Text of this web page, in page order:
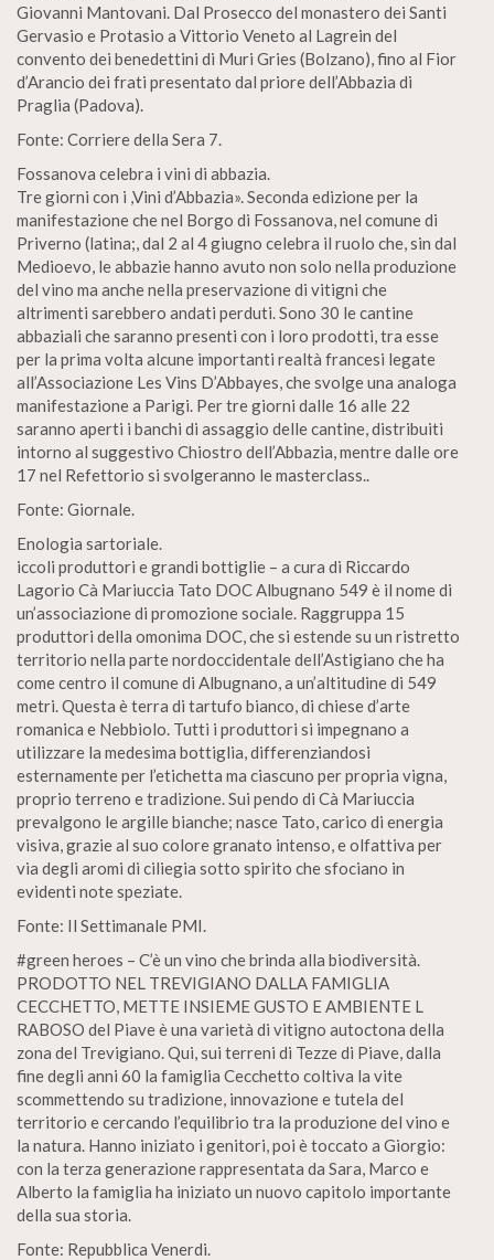
Giovanni Mantovani. Dal Prosecco del monastero dei Santi
Gervasio e Protasio a Vittorio Veneto al Lagrein del
convento dei benedettini di Muri Gries (Bolzano), fino al Fior
d’Arancio dei frati presentato dal priore dell’Abbazia di
Praglia (Padova).
Fonte: Corriere della Sera 7.
Fossanova celebra i vini di abbazia.
Tre giorni con i ,Vini d’Abbazia». Seconda edizione per la
manifestazione che nel Borgo di Fossanova, nel comune di
Priverno (latina;, dal 2 al 4 giugno celebra il ruolo che, sin dal
Medioevo, le abbazie hanno avuto non solo nella produzione
del vino ma anche nella preservazione di vitigni che
altrimenti sarebbero andati perduti. Sono 30 le cantine
abbaziali che saranno presenti con i loro prodotti, tra esse
per la prima volta alcune importanti realtà francesi legate
all’Associazione Les Vins D’Abbayes, che svolge una analoga
manifestazione a Parigi. Per tre giorni dalle 16 alle 22
saranno aperti i banchi di assaggio delle cantine, distribuiti
intorno al suggestivo Chiostro dell’Abbazia, mentre dalle ore
17 nel Refettorio si svolgeranno le masterclass..
Fonte: Giornale.
Enologia sartoriale.
iccoli produttori e grandi bottiglie – a cura di Riccardo
Lagorio Cà Mariuccia Tato DOC Albugnano 549 è il nome di
un’associazione di promozione sociale. Raggruppa 15
produttori della omonima DOC, che si estende su un ristretto
territorio nella parte nordoccidentale dell’Astigiano che ha
come centro il comune di Albugnano, a un’altitudine di 549
metri. Questa è terra di tartufo bianco, di chiese d’arte
romanica e Nebbiolo. Tutti i produttori si impegnano a
utilizzare la medesima bottiglia, differenziandosi
esternamente per l’etichetta ma ciascuno per propria vigna,
proprio terreno e tradizione. Sui pendo di Cà Mariuccia
prevalgono le argille bianche; nasce Tato, carico di energia
visiva, grazie al suo colore granato intenso, e olfattiva per
via degli aromi di ciliegia sotto spirito che sfociano in
evidenti note speziate.
Fonte: Il Settimanale PMI.
#green heroes – C’è un vino che brinda alla biodiversità.
PRODOTTO NEL TREVIGIANO DALLA FAMIGLIA
CECCHETTO, METTE INSIEME GUSTO E AMBIENTE L
RABOSO del Piave è una varietà di vitigno autoctona della
zona del Trevigiano. Qui, sui terreni di Tezze di Piave, dalla
fine degli anni 60 la famiglia Cecchetto coltiva la vite
scommettendo su tradizione, innovazione e tutela del
territorio e cercando l’equilibrio tra la produzione del vino e
la natura. Hanno iniziato i genitori, poi è toccato a Giorgio:
con la terza generazione rappresentata da Sara, Marco e
Alberto la famiglia ha iniziato un nuovo capitolo importante
della sua storia.
Fonte: Repubblica Venerdi.